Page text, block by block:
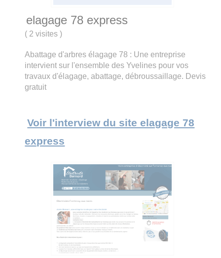
elagage 78 express
( 2 visites)
Abattage d'arbres élagage 78 : Une entreprise
intervient sur l'ensemble des Yvelines pour vos
travaux d'élagage, abattage, débroussaillage. Devis
gratuit
Voir l'interview du site elagage 78
express